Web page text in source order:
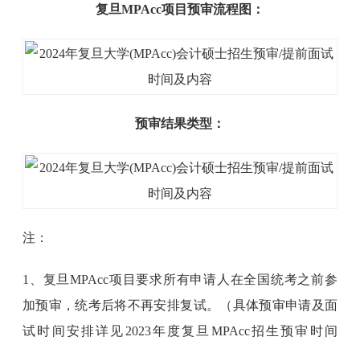
复旦MPAcc项目预审流程图：
预审结果类型：
注：
1、复旦MPAcc项目要求所有申请人在全国统考之前参
加预审，统考后将不再安排复试。（具体预审申请及面
试时间安排详见2023年度复旦MPAcc招生预审时间